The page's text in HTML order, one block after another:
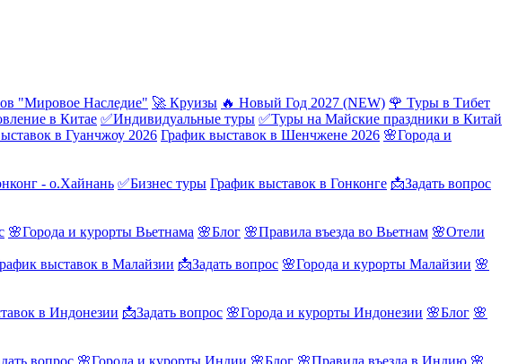
"Мировое Наследие" 🚀 Круизы 🔥 Новый Год 2027 (NEW) 🌹 Туры в Тибет
в Китае ✅Индивидуальные туры ✅Туры на Майские праздники в Китай
в Гуанчжоу 2026 График выставок в Шенчжене 2026 🌸Города и
- о.Хайнань ✅Бизнес туры График выставок в Гонконге 📩Задать вопрос
🌸Города и курорты Вьетнама 🌸Блог 🌸Правила въезда во Вьетнам 🌸Отели
выставок в Малайзии 📩Задать вопрос 🌸Города и курорты Малайзии 🌸
в Индонезии 📩Задать вопрос 🌸Города и курорты Индонезии 🌸Блог 🌸
вопрос 🌸Города и курорты Индии 🌸Блог 🌸Правила въезда в Индию 🌸